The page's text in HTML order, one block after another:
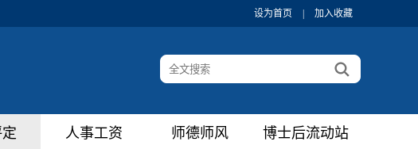
设为首页 加入收藏
人事工资 师德师风 博士后流动站